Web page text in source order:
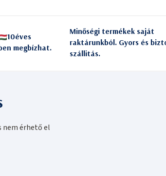
10éves
megbízhat.
Minőségi termékek saját
raktárunkból. Gyors és
szállitás.
nem érhető el